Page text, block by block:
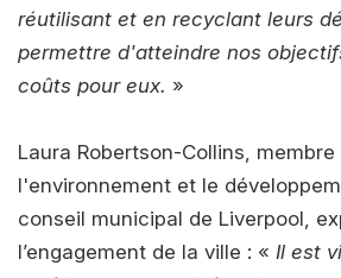
réutilisant et en recyclant leurs
permettre d'atteindre nos
coûts pour eux. »
Laura Robertson-Collins,
l'environnement et le
conseil municipal de Liverpool,
l’engagement de la ville : « Il est